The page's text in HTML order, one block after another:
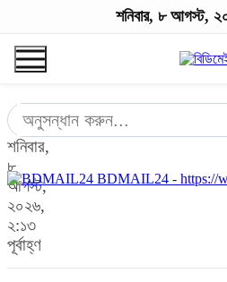
শনিবার,
৮
আগস্ট,
২০২৬,
২:১৩
পূর্বাহ্ণ
BDMAIL24 - https://
শনিবার, ৮ আগস্ট,